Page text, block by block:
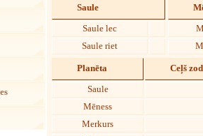
Saule
Saule lec
Saule riet
Planēta Ceļš
Saule
Mēness
Merkurs